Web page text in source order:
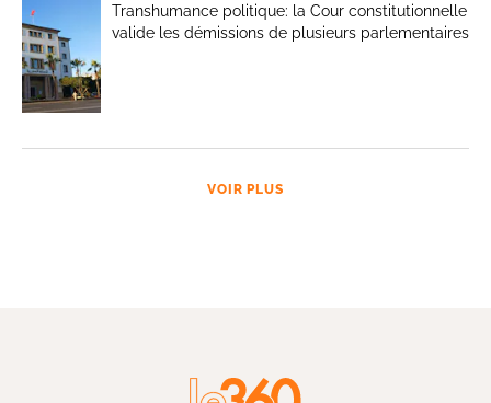
Transhumance politique: la Cour constitutionnelle
valide les démissions de plusieurs parlementaires
VOIR PLUS